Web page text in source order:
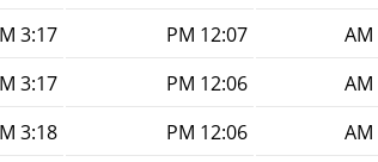
12:07 PM
3:17 PM
12:06 PM
3:17 PM
12:06 PM
3:18 PM